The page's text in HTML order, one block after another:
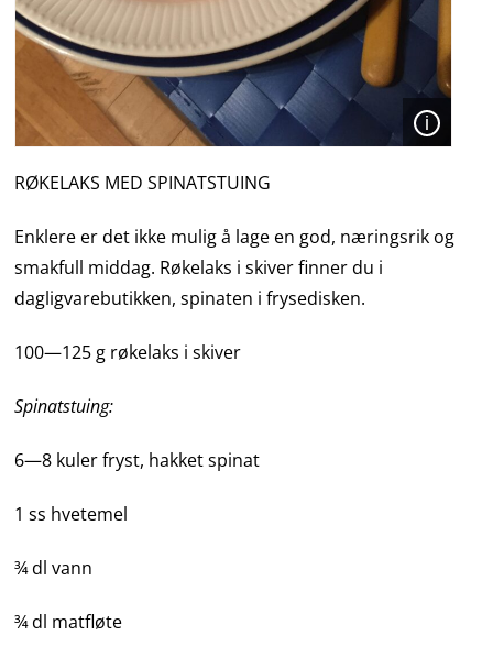
RØKELAKS MED SPINATSTUING
Enklere er det ikke mulig å lage en god, næringsrik og
smakfull middag. Røkelaks i skiver finner du i
dagligvarebutikken, spinaten i frysedisken.
100—125 g røkelaks i skiver
Spinatstuing:
6—8 kuler fryst, hakket spinat
1 ss hvetemel
¾ dl vann
¾ dl matfløte